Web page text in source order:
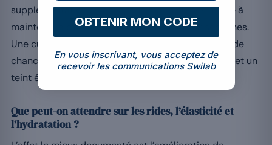
supplémentation en collagène marin ou bovin aide à
maintenir la densité dermique entre 8 et 12 semaines.
Une cure anti-âge de moins de 8 semaines a peu de
chances de produire un changement objectivable et un
teint éclatant durable.
Que peut-on attendre sur les rides, l’élasticité et
l’hydratation ?
OBTENIR MON CODE
En vous inscrivant, vous acceptez de
recevoir les communications Swilab